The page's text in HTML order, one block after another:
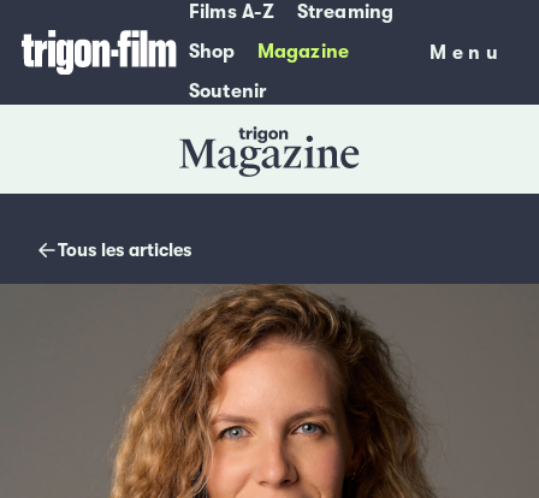
Films A-Z
Streaming
Shop
Magazine
Soutenir
Menu
Menu
Magazine
Tous les articles